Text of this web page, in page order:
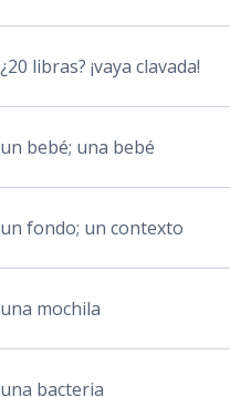
¿20 libras? ¡vaya clavada!
un bebé; una bebé
un fondo; un contexto
una mochila
una bacteria